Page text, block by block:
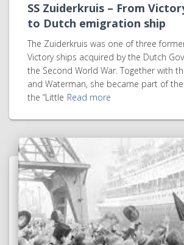
SS Zuiderkruis – From
to Dutch emigration ship
The Zuiderkruis was one of three
Victory ships acquired by the Dutch
the Second World War. Together with
and Waterman, she became part of
the “Little Read more